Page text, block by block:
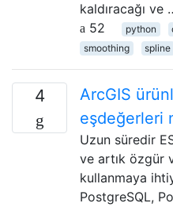
kaldıracağı ve
52
python
smoothing
spline
4
ArcGIS
eşdeğerleri
Uzun süredir
ve artık özgür
kullanmaya
PostgreSQL,